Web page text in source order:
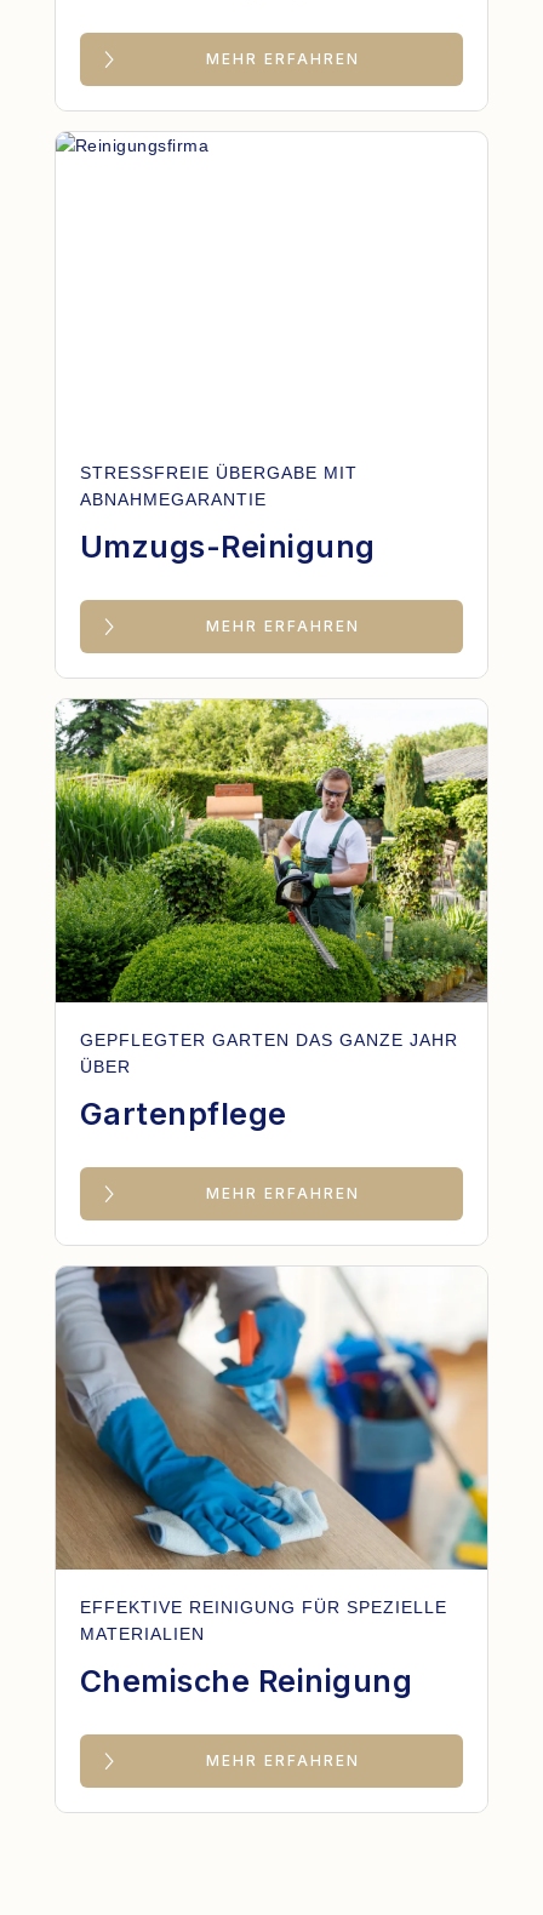
MEHR ERFAHREN
STRESSFREIE ÜBERGABE MIT
ABNAHMEGARANTIE
Umzugs-Reinigung
MEHR ERFAHREN
GEPFLEGTER GARTEN DAS GANZE JAHR
ÜBER
Gartenpflege
MEHR ERFAHREN
EFFEKTIVE REINIGUNG FÜR SPEZIELLE
MATERIALIEN
Chemische Reinigung
MEHR ERFAHREN